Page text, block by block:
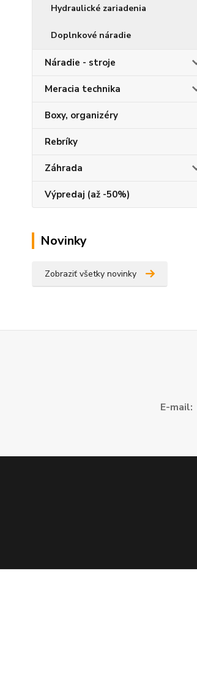
Hydraulické zariadenia
Doplnkové náradie
Náradie - stroje
Meracia technika
Boxy, organizéry
Rebríky
Záhrada
Výpredaj (až -50%)
Novinky
Zobraziť všetky novinky
E-mail: